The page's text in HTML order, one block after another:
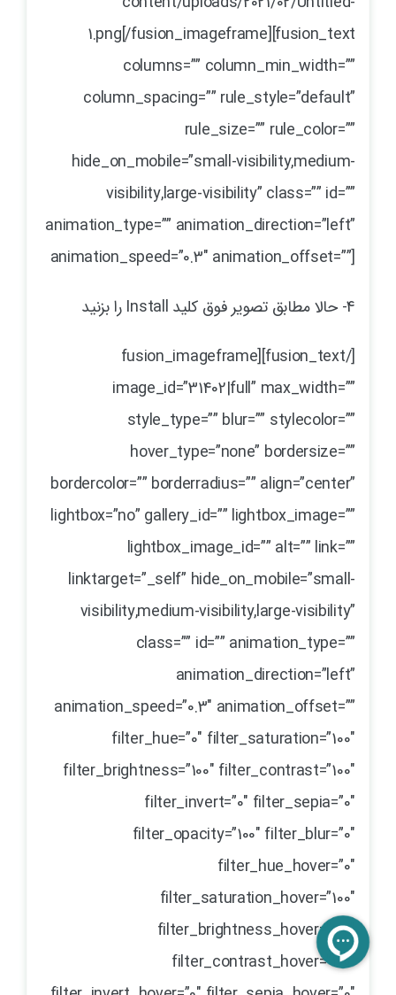
1.png[/fusion_imageframe][fusion_text
columns=”” column_min_width=””
column_spacing=”” rule_style=”default”
rule_size=”” rule_color=””
hide_on_mobile=”small-visibility,medium-
visibility,large-visibility” class=”” id=””
animation_type=”” animation_direction=”left”
animation_speed=”0.3″ animation_offset=””]
4- حالا مطابق تصویر فوق کلید Install را بزنید
[/fusion_text][fusion_imageframe
image_id=”31402|full” max_width=””
style_type=”” blur=”” stylecolor=””
hover_type=”none” bordersize=””
bordercolor=”” borderradius=”” align=”center”
lightbox=”no” gallery_id=”” lightbox_image=””
lightbox_image_id=”” alt=”” link=””
linktarget=”_self” hide_on_mobile=”small-
visibility,medium-visibility,large-visibility”
class=”” id=”” animation_type=””
animation_direction=”left”
animation_speed=”0.3″ animation_offset=””
filter_hue=”0″ filter_saturation=”100″
filter_brightness=”100″ filter_contrast=”100″
filter_invert=”0″ filter_sepia=”0″
filter_opacity=”100″ filter_blur=”0″
filter_hue_hover=”0″
filter_saturation_hover=”100″
filter_brightness_hover=”100″
filter_contrast_hover=”100″